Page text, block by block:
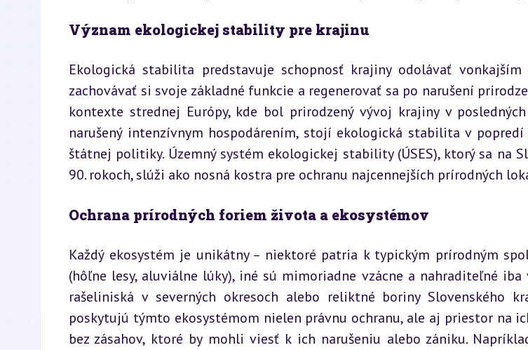
Význam ekologickej stability pre krajinu
Ekologická stabilita predstavuje schopnosť krajiny odolávať vonkajším
zachovávať si svoje základné funkcie a regenerovať sa po narušení
kontexte strednej Európy, kde bol prirodzený vývoj krajiny v
narušený intenzívnym hospodárením, stojí ekologická stabilita v
štátnej politiky. Územný systém ekologickej stability (ÚSES), ktorý sa na
90. rokoch, slúži ako nosná kostra pre ochranu najcennejších prírodných
Ochrana prírodných foriem života a ekosystémov
Každý ekosystém je unikátny – niektoré patria k typickým prírodným
(hôľne lesy, aluviálne lúky), iné sú mimoriadne vzácne a nahraditeľné
rašeliniská v severných okresoch alebo reliktné boriny Slovenského
poskytujú týmto ekosystémom nielen právnu ochranu, ale aj priestor na
bez zásahov, ktoré by mohli viesť k ich narušeniu alebo zániku.